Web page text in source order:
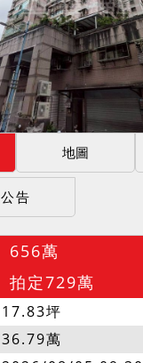
地圖
告
656萬
拍定729萬
17.83坪
36.79萬